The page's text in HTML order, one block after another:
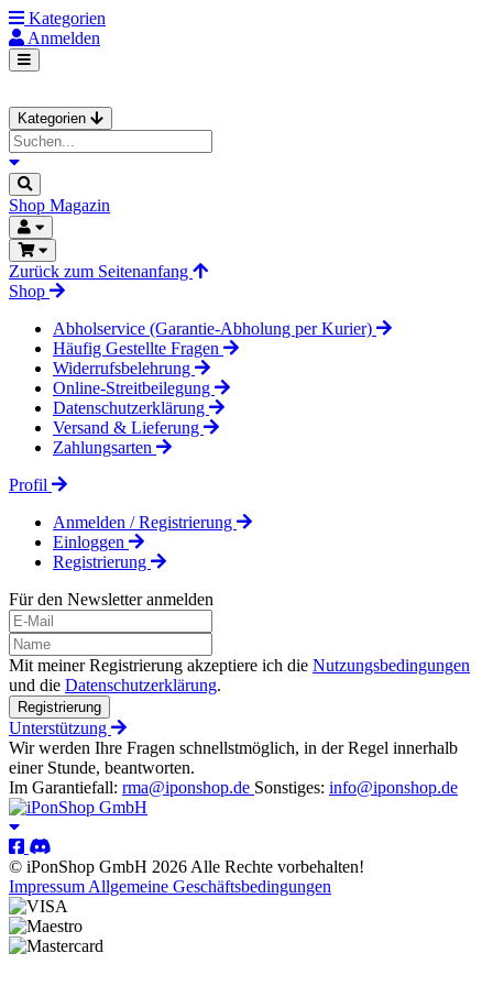
Kategorien
Anmelden
Kategorien
Shop Magazin
Zurück zum Seitenanfang
Shop
Abholservice (Garantie-Abholung per Kurier)
Häufig Gestellte Fragen
Widerrufsbelehrung
Online-Streitbeilegung
Datenschutzerklärung
Versand & Lieferung
Zahlungsarten
Profil
Anmelden / Registrierung
Einloggen
Registrierung
Für den Newsletter anmelden
Mit meiner Registrierung akzeptiere ich die Nutzungsbedingungen
und die Datenschutzerklärung.
Registrierung
Unterstützung
Wir werden Ihre Fragen schnellstmöglich, in der Regel innerhalb
einer Stunde, beantworten.
Im Garantiefall: rma@iponshop.de Sonstiges: info@iponshop.de
© iPonShop GmbH 2026 Alle Rechte vorbehalten!
Impressum Allgemeine Geschäftsbedingungen